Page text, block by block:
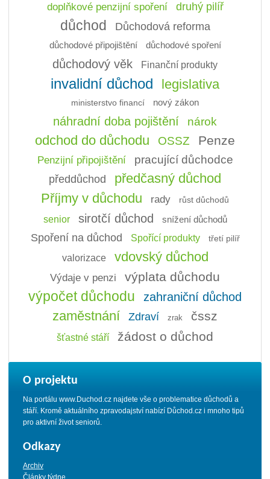
doplňkové penzijní spoření druhý pilíř
důchod Důchodová reforma
důchodové připojištění důchodové spoření
důchodový věk Finanční produkty
invalidní důchod legislativa
ministerstvo financí nový zákon
náhradní doba pojištění nárok
odchod do důchodu OSSZ Penze
Penzijní připojištění pracující důchodce
předdůchod předčasný důchod
Příjmy v důchodu rady růst důchodů
senior sirotčí důchod snížení důchodů
Spoření na důchod Spořící produkty třetí pilíř
valorizace vdovský důchod
Výdaje v penzi výplata důchodu
výpočet důchodu zahraniční důchod
zaměstnání Zdraví zrak čssz
šťastné stáří žádost o důchod
O projektu
Na portálu www.Duchod.cz najdete vše o problematice důchodů a
stáří. Kromě aktuálního zpravodajství nabízí Důchod.cz i mnoho tipů
pro aktivní život seniorů.
Odkazy
Archiv